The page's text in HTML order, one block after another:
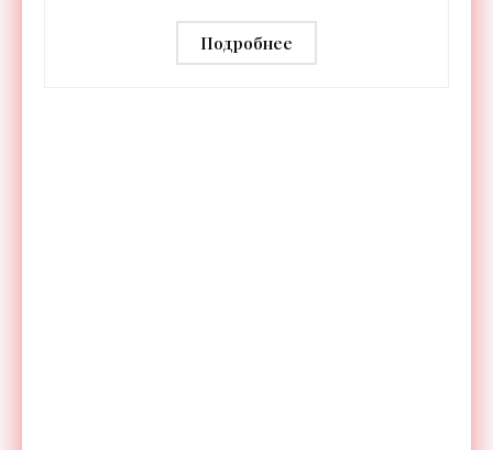
Подробнее